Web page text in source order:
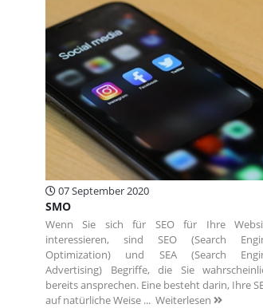
07 September 2020
SMO
Wenn Sie sich für SEO für Ihre
interessieren, sind SEO (Search
Optimization) und SEA (Search
Advertising) Begriffe, die Sie
bereits ansprechen. Eine besteht darin, Ihre
auf natürliche Weise ... Weiterlesen